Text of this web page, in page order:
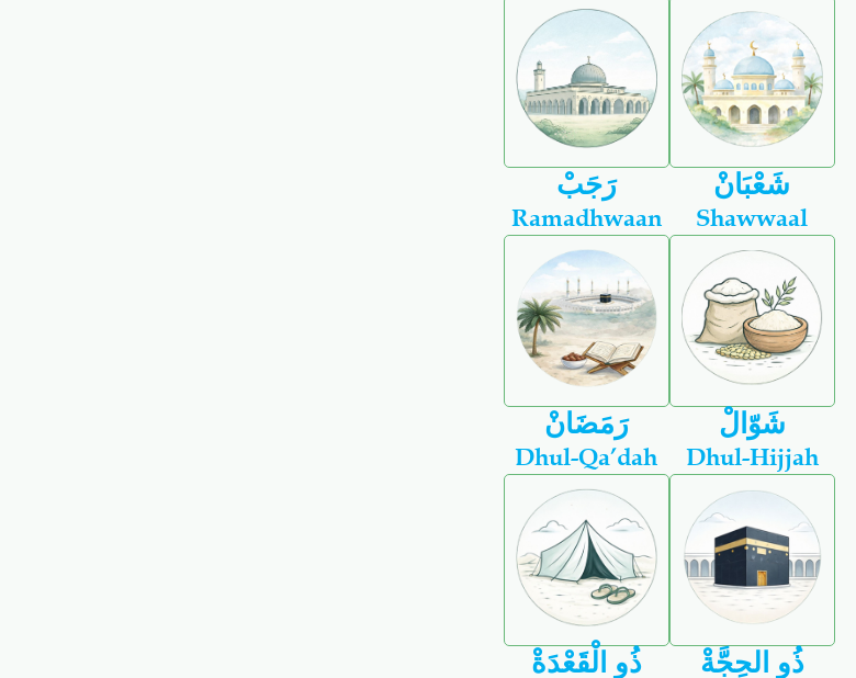
رَجَبْ شَعْبَانْ
Ramadhwaan
رَمَضَانْ
Shawwaal
شَوّالْ
Dhul-Qa’dah
ذُو الْقَعْدَةْ
Dhul-Hijjah
ذُو الحِجَّةْ